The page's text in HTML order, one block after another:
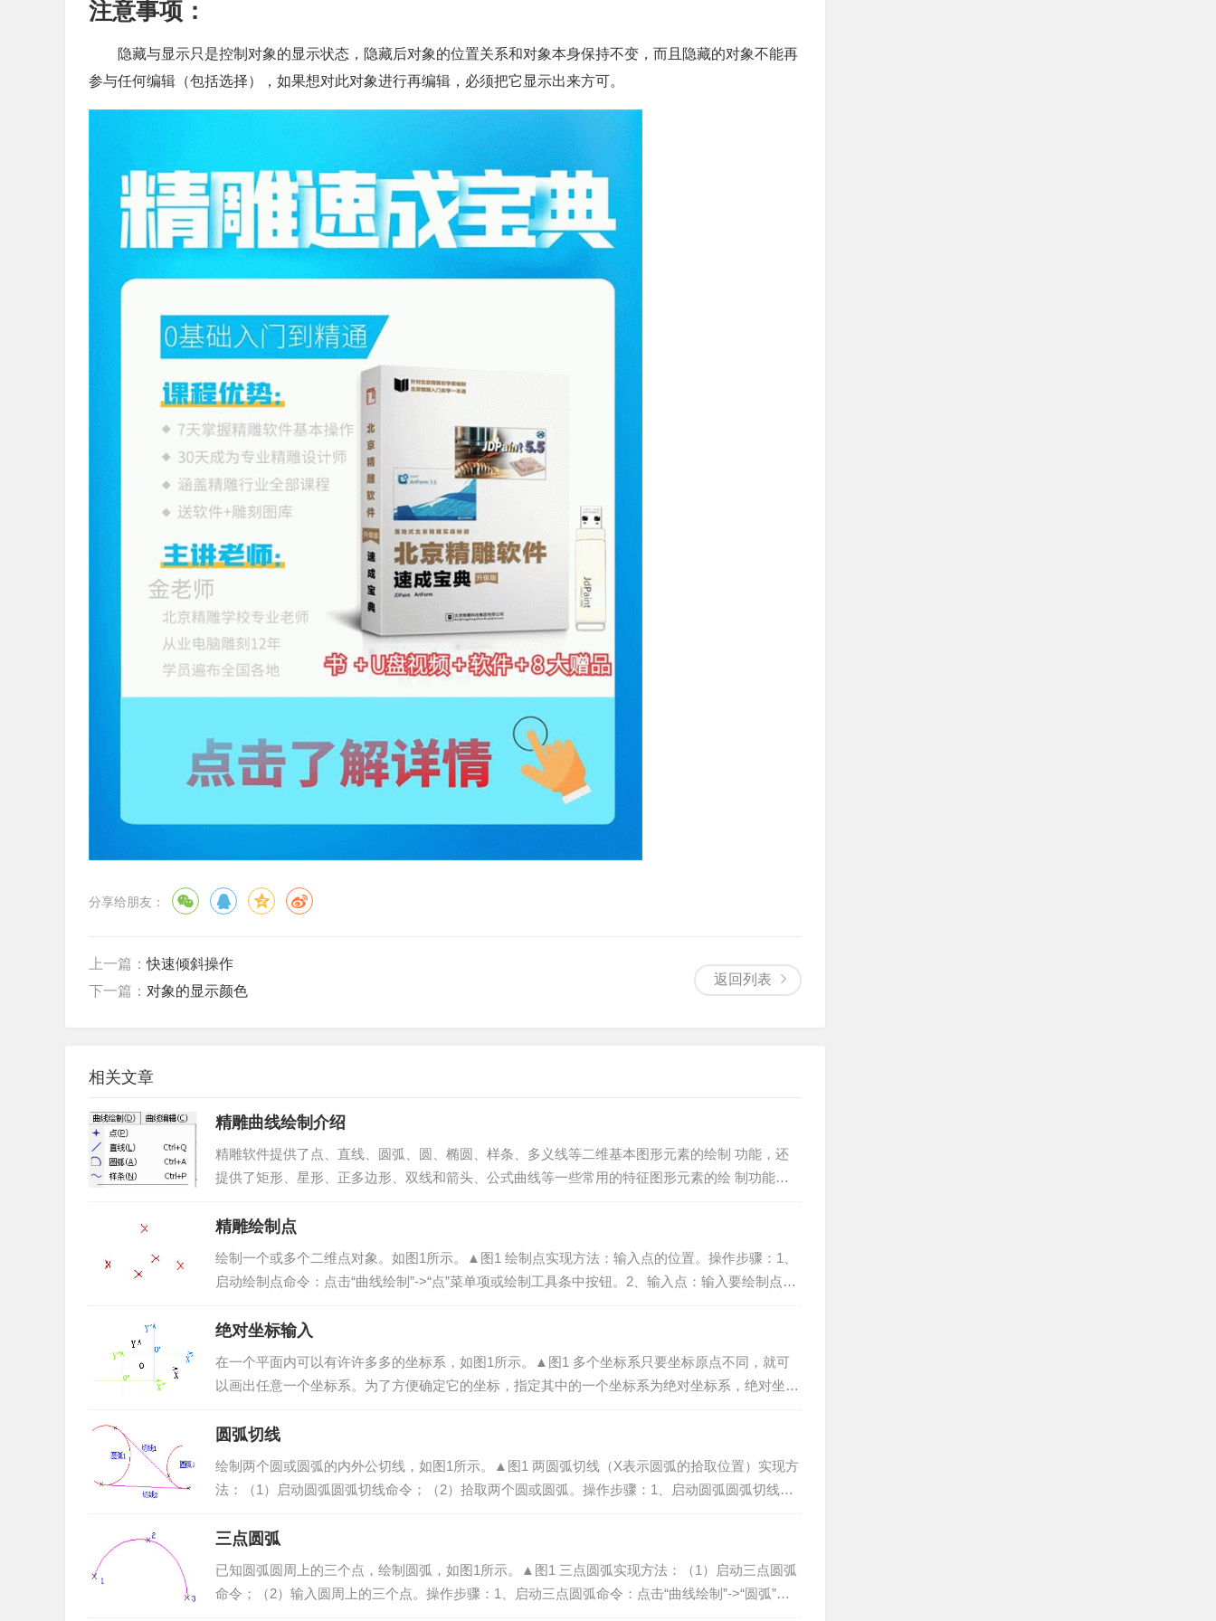
注意事项：
隐藏与显示只是控制对象的显示状态，隐藏后对象的位置关系和对象本身保持不变，而且隐藏的对象不能再
参与任何编辑（包括选择），如果想对此对象进行再编辑，必须把它显示出来方可。
分享给朋友：
返回列表
上一篇：快速倾斜操作
下一篇： 对象的显示颜色
相关文章
精雕曲线绘制介绍
精雕软件提供了点、直线、圆弧、圆、椭圆、样条、多义线等二维基本图形元素的绘制 功能，还
提供了矩形、星形、正多边形、双线和箭头、公式曲线等一些常用的特征图形元素的绘 制功能。
用户可以利用这些功能，方便快捷地绘制出各种各样复杂的二维平面设计图形...
精雕绘制点
绘制一个或多个二维点对象。如图1所示。▲图1 绘制点实现方法：输入点的位置。操作步骤：1、
启动绘制点命令：点击“曲线绘制”->“点”菜单项或绘制工具条中按钮。2、输入点：输入要绘制点的
位置。可完成多个点的绘制，单击右键结束命...
绝对坐标输入
在一个平面内可以有许许多多的坐标系，如图1所示。▲图1 多个坐标系只要坐标原点不同，就可
以画出任意一个坐标系。为了方便确定它的坐标，指定其中的一个坐标系为绝对坐标系，绝对坐标
系的原点的坐标是（0，0），如上图我们指定中间的原点是 0，坐标轴...
圆弧切线
绘制两个圆或圆弧的内外公切线，如图1所示。▲图1 两圆弧切线（X表示圆弧的拾取位置）实现方
法：（1）启动圆弧圆弧切线命令；（2）拾取两个圆或圆弧。操作步骤：1、启动圆弧圆弧切线命
令：点击“曲线绘制”->“直线”菜单项或绘制工具条中&l...
三点圆弧
已知圆弧圆周上的三个点，绘制圆弧，如图1所示。▲图1 三点圆弧实现方法：（1）启动三点圆弧
命令；（2）输入圆周上的三个点。操作步骤：1、启动三点圆弧命令：点击“曲线绘制”->“圆弧”菜
单项或绘制工具条中的<绘制圆弧按钮（如下图2...